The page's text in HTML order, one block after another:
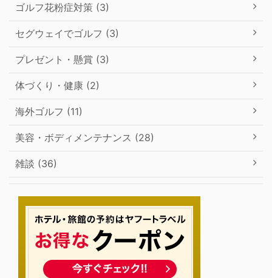
ゴルフ花粉症対策 (3)
セグウェイでゴルフ (3)
プレゼント・懸賞 (3)
体づくり・健康 (2)
海外ゴルフ (11)
美容・ボディメンテナンス (28)
雑談 (36)